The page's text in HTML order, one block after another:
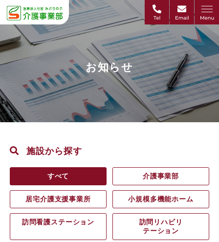
お知らせ
施設から探す
すべて 介護事業部
居宅介護支援事業所 小規模多機能ホーム
訪問看護ステーション
訪問リハビリ
テーション